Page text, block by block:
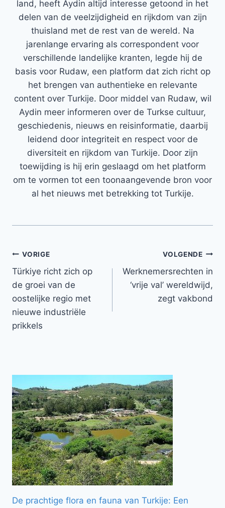
land, heeft Aydin altijd interesse getoond in het
delen van de veelzijdigheid en rijkdom van zijn
thuisland met de rest van de wereld. Na
jarenlange ervaring als correspondent voor
verschillende landelijke kranten, legde hij de
basis voor Rudaw, een platform dat zich richt op
het brengen van authentieke en relevante
content over Turkije. Door middel van Rudaw, wil
Aydin meer informeren over de Turkse cultuur,
geschiedenis, nieuws en reisinformatie, daarbij
leidend door integriteit en respect voor de
diversiteit en rijkdom van Turkije. Door zijn
toewijding is hij erin geslaagd om het platform
om te vormen tot een toonaangevende bron voor
al het nieuws met betrekking tot Turkije.
Bericht
navigatie
VORIGE
Türkiye richt zich op
de groei van de
oostelijke regio met
nieuwe industriële
prikkels
VOLGENDE
Werknemersrechten in
‘vrije val’ wereldwijd,
zegt vakbond
De prachtige flora en fauna van Turkije: Een